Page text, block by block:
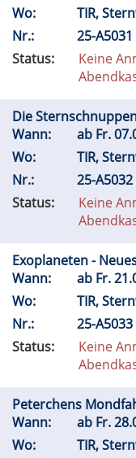
Wo:
TIR,
Nr.:
25-A5031
Status:
Keine
Die
Wann:
ab Fr.
Wo:
TIR,
Nr.:
25-A5032
Status:
Keine
Exoplaneten -
Wann:
ab Fr.
Wo:
TIR,
Nr.:
25-A5033
Status:
Keine
Peterchens
Wann:
ab Fr.
Wo:
TIR,